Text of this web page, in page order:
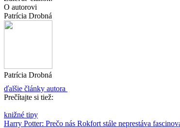
O autorovi
Patrícia Drobná
Patrícia Drobná
ďalšie články autora
Prečítajte si tiež:
knižné tipy
Harry Potter: Prečo nás Rokfort stále neprestáva